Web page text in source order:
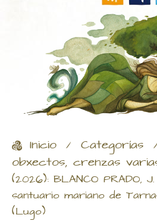
Inicio / Categorías
obxectos, crenzas
(2026): BLANCO PRADO,
santuario mariano de
(Lugo)